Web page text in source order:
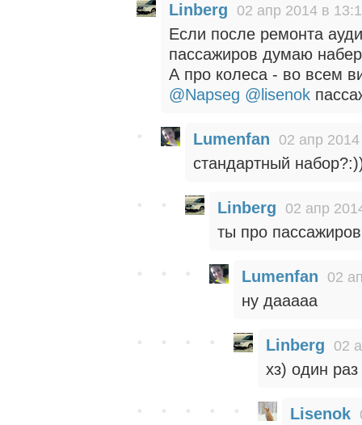
Linberg 02 апр 2014 в
Если после ремонта
пассажиров думаю
А про колеса - во всем
@Napseg @lisenok
Lumenfan 02 апр
стандартный
Linberg 02 апр
ты про
Lumenfan 02
ну дааааа
Linberg 02
хз) один
Lisenok